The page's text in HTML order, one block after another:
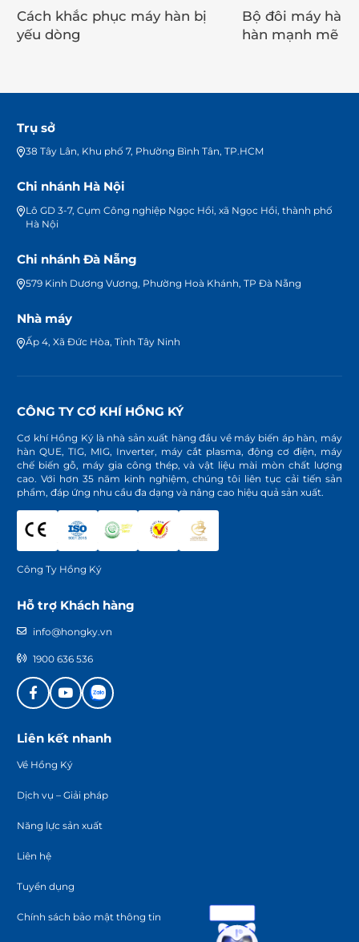
Cách khắc phục máy hàn bị
yếu dòng
Bộ đôi máy hàn
hàn mạnh mẽ
Trụ sở
38 Tây Lân, Khu phố 7, Phường Bình Tân, TP.HCM
Chi nhánh Hà Nội
Lô GD 3-7, Cụm Công nghiệp Ngọc Hồi, xã Ngọc Hồi, thành phố
Hà Nội
Chi nhánh Đà Nẵng
579 Kinh Dương Vương, Phường Hoà Khánh, TP Đà Nẵng
Nhà máy
Ấp 4, Xã Đức Hòa, Tỉnh Tây Ninh
CÔNG TY CƠ KHÍ HỒNG KÝ
Cơ khí Hồng Ký là nhà sản xuất hàng đầu về máy biến áp hàn, máy
hàn QUE, TIG, MIG, Inverter, máy cắt plasma, động cơ điện, máy
chế biến gỗ, máy gia công thép, và vật liệu mài mòn chất lượng
cao. Với hơn 35 năm kinh nghiệm, chúng tôi liên tục cải tiến sản
phẩm, đáp ứng nhu cầu đa dạng và nâng cao hiệu quả sản xuất.
Công Ty Hồng Ký
Hỗ trợ Khách hàng
info@hongky.vn
1900 636 536
Liên kết nhanh
Về Hồng Ký
Dịch vụ – Giải pháp
Năng lực sản xuất
Liên hệ
Tuyển dụng
Chính sách bảo mật thông tin